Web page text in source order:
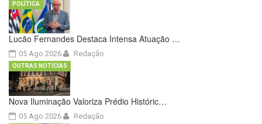
Lucão Fernandes Destaca Intensa Atuação …
05 Ago 2026
POLÍTICA
Redação
Nova Iluminação Valoriza Prédio Históric…
05 Ago 2026
OUTRAS NOTÍCIAS
Redação